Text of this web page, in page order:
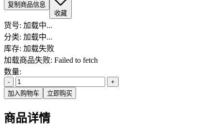
复制商品信息
收藏
货号: 加载中...
分类: 加载中...
库存: 加载失败
加载商品失败: Failed to fetch
数量:
-
+
加入购物车
立即购买
商品详情